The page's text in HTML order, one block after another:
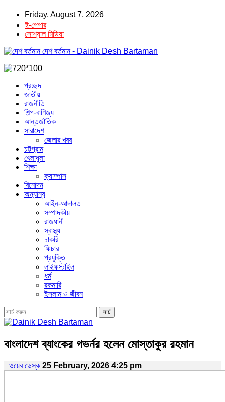
Friday, August 7, 2026
ই-পেপার
সোশ্যাল মিডিয়া
দেশ বর্তমান - Dainik Desh Bartaman
প্রচ্ছদ
জাতীয়
রাজনীতি
শিল্প-বাণিজ্য
আন্তর্জাতিক
সারাদেশ
জেলার খবর
চট্টগ্রাম
খেলাধুলা
শিক্ষা
ক্যাম্পাস
বিনোদন
অন্যান্য
আইন-আদালত
সম্পাদকীয়
রাজধানী
স্বাস্থ্য
চাকরি
ফিচার
প্রযুক্তি
লাইফস্টাইল
ধর্ম
রকমারি
ইসলাম ও জীবন
বাংলাদেশ ব্যাংকের গভর্নর হলেন মোস্তাকুর রহমান
ওয়েব ডেস্ক 25 February, 2026 4:25 pm